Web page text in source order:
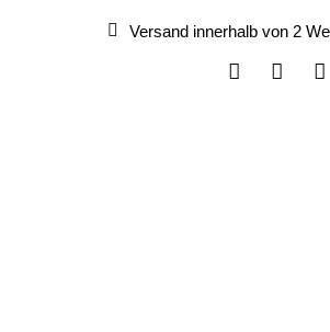
Versand innerhalb von 2